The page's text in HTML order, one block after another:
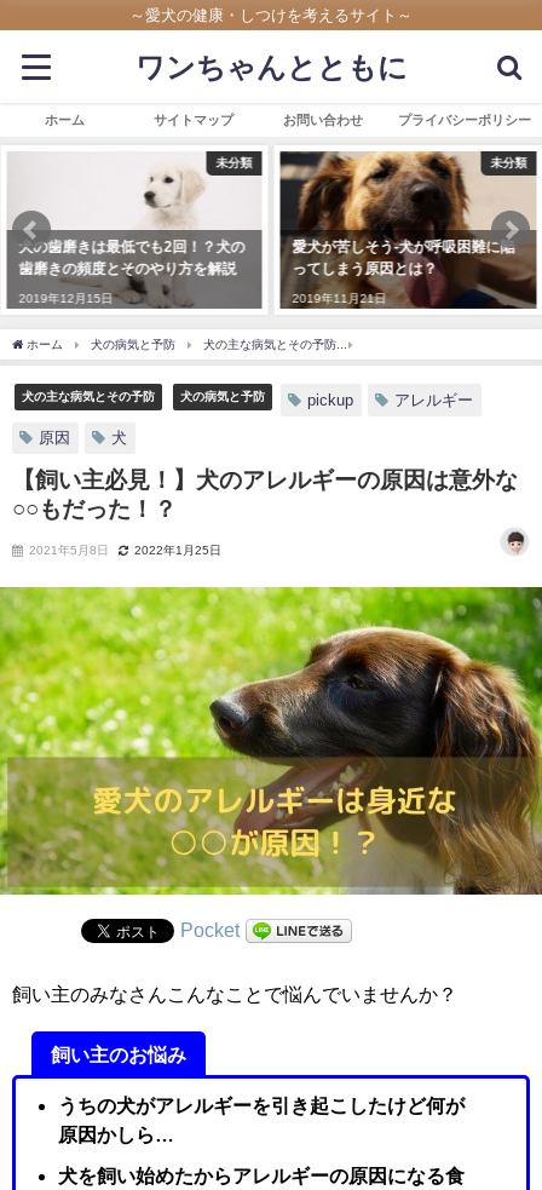
～愛犬の健康・しつけを考えるサイト～
ワンちゃんとともに
ホーム サイトマップ お問い合わせ プライバシーポリシー
未分類
愛犬が苦しそう-犬が呼吸困難に陥
ってしまう原因とは？
2019年11月21日
犬の主な病気とその予防
【犬のヘルニア時の散歩は
NG！？】治っても散歩はもうでき
ない？
ホーム 犬の病気と予防 犬の主な病気とその予防
犬の主な病気とその予防 犬の病気と予防 pickup アレルギー
原因 犬
【飼い主必見！】犬のアレルギーの原因は意外な
○○もだった！？
2021年5月8日 2022年1月25日
Pocket
飼い主のみなさんこんなことで悩んでいませんか？
飼い主のお悩み
うちの犬がアレルギーを引き起こしたけど何が
原因かしら…
犬を飼い始めたからアレルギーの原因になる食